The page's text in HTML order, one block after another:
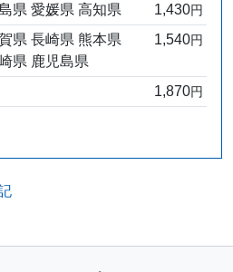
県 愛媛県 高知県 1,430円
県 長崎県 熊本県
県 鹿児島県
1,540円
1,870円